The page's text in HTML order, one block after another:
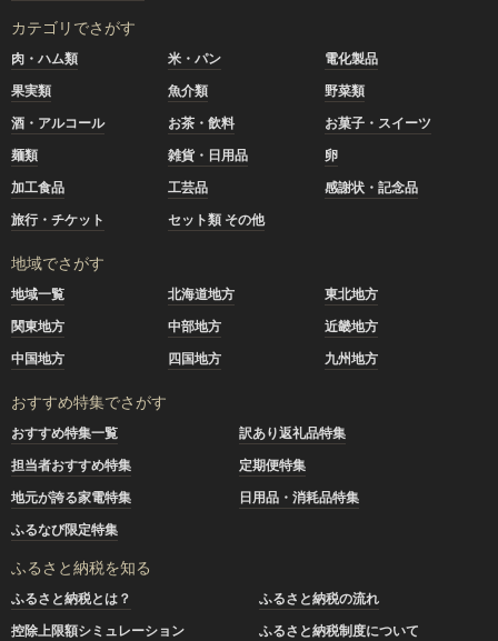
カテゴリでさがす
肉・ハム類 米・パン
電化製品
果実類
魚介類
野菜類
酒・アルコール
お茶・飲料
お菓子・スイーツ
麺類
雑貨・日用品
卵
加工食品
工芸品
感謝状・記念品
旅行・チケット
セット類 その他
地域でさがす
地域一覧 北海道地方
東北地方
関東地方
中部地方
近畿地方
中国地方
四国地方 九州地方
おすすめ特集でさがす
おすすめ特集一覧
訳あり返礼品特集
担当者おすすめ特集
定期便特集
地元が誇る家電特集
日用品・消耗品特集
ふるなび限定特集
ふるさと納税を知る
ふるさと納税とは？
ふるさと納税の流れ
控除上限額シミュレーション
ふるさと納税制度について